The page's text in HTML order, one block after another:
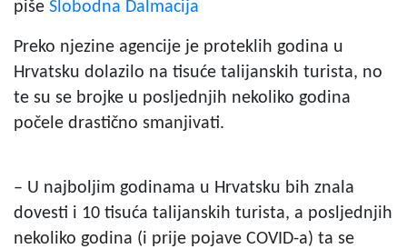
piše Slobodna Dalmacija
Preko njezine agencije je proteklih godina u
Hrvatsku dolazilo na tisuće talijanskih turista, no
te su se brojke u posljednjih nekoliko godina
počele drastično smanjivati.
– U najboljim godinama u Hrvatsku bih znala
dovesti i 10 tisuća talijanskih turista, a posljednjih
nekoliko godina (i prije pojave COVID-a) ta se